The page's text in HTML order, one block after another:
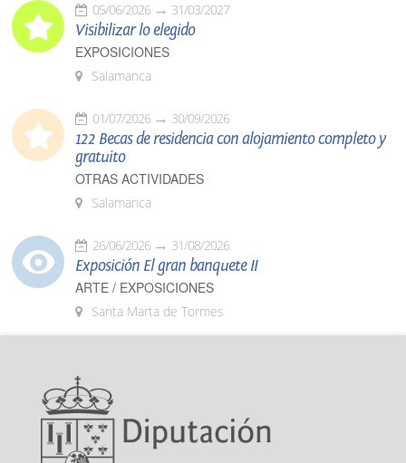
05/06/2026 31/03/2027
Visibilizar lo elegido
EXPOSICIONES
Salamanca
01/07/2026 30/09/2026
122 Becas de residencia con alojamiento completo y
gratuito
OTRAS ACTIVIDADES
Salamanca
26/06/2026 31/08/2026
Exposición El gran banquete II
ARTE / EXPOSICIONES
Santa Marta de Tormes